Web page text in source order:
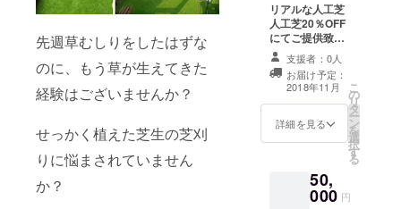
先週草むしりをしたはずな
のに、もう草が生えてきた
経験はございませんか？
せっかく植えた芝生の芝刈
りに悩まされていません
か？
リアルな人工芝
人工芝20％OFF
にてご提供致し
ます。支援者：0人
お届け予定：
2018年11月
詳細を見る
こ
の
リ
タ
ー
ン
を
選
択
す
る
50,
000 円